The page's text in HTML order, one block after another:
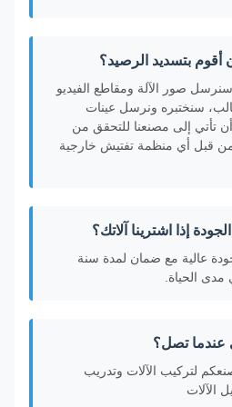
بتسديد الرصيد؟
صور الآلة ومقاطع الفيديو
ونرسل عينات
إلى مصنعنا للتحقق من
أي منظمة تفتيش خارجية
اشترينا آلاتك؟
مع ضمان لمدة سنة
تصل؟
الآلات وتدريب